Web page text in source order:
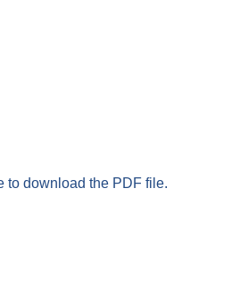
to download the PDF file.